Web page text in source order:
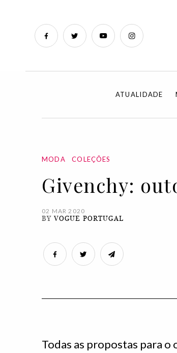
ATUALIDADE
MODA COLEÇÕES
Givenchy:
02 MAR 2020
BYVOGUE PORTUGAL
Todas as propostas para